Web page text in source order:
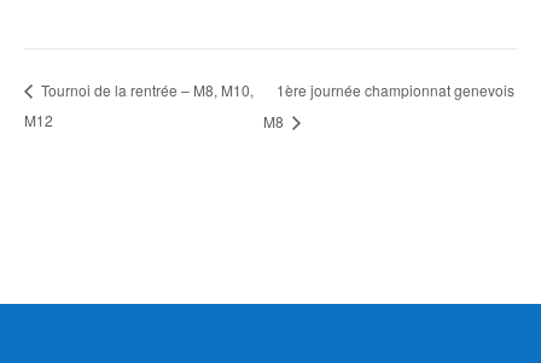
Tournoi de la rentrée – M8, M10,
M12
1ère journée championnat genevois
M8